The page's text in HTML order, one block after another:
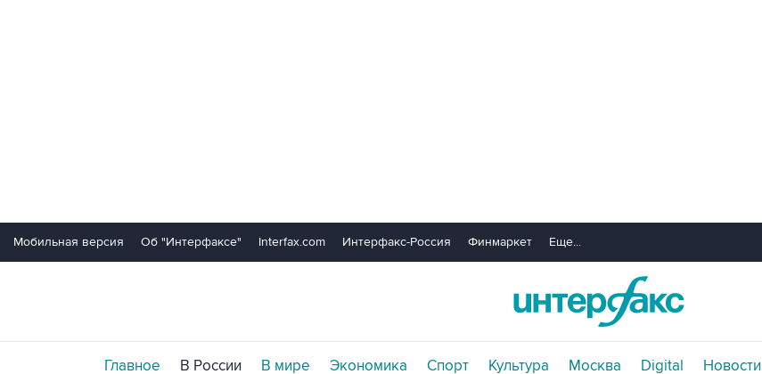
Мобильная версия Об "Интерфаксе" Interfax.com Интерфакс-Россия Финмаркет Еще...
Главное В России В мире Экономика Спорт Культура Москва Digital Новости